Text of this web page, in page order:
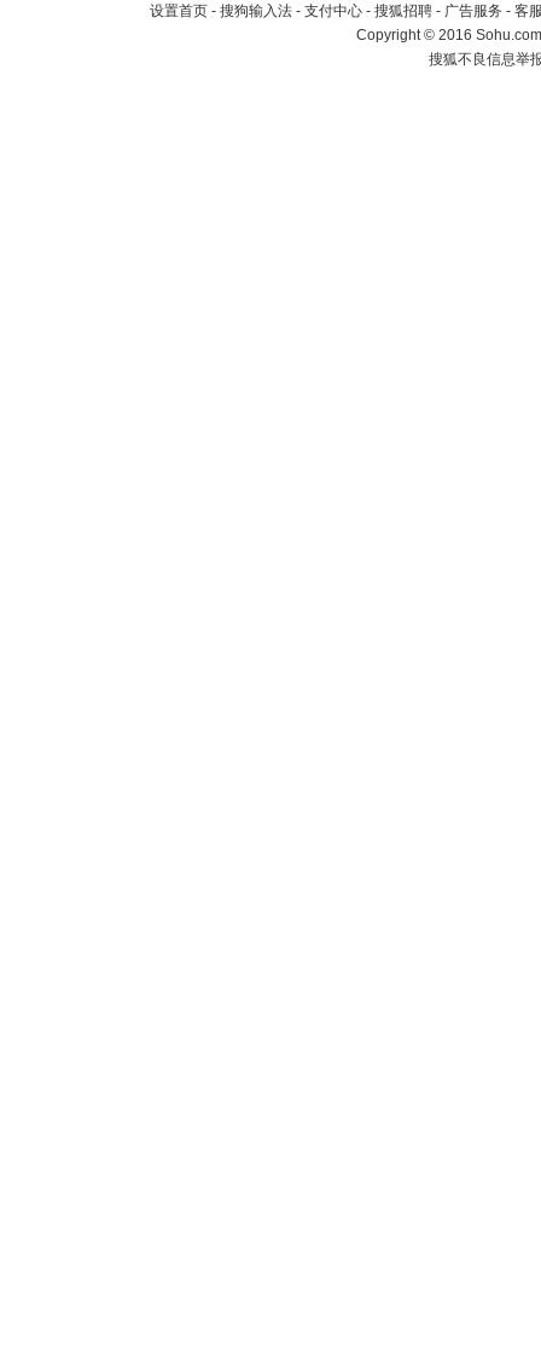
设置首页 - 搜狗输入法 - 支付中心 - 搜狐招聘 - 广告服务 - 客
Copyright©2016
搜狐不良信息举